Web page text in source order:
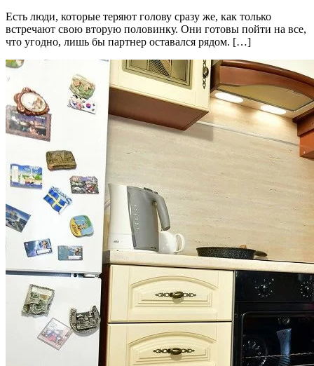
Есть люди, которые теряют голову сразу же, как только
встречают свою вторую половинку. Они готовы пойти на все,
что угодно, лишь бы партнер оставался рядом. […]